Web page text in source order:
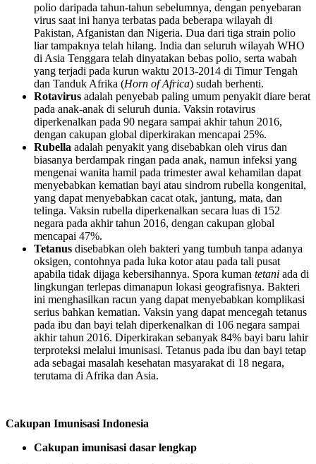
polio daripada tahun-tahun sebelumnya, dengan penyebaran
virus saat ini hanya terbatas pada beberapa wilayah di
Pakistan, Afganistan dan Nigeria. Dua dari tiga strain polio
liar tampaknya telah hilang. India dan seluruh wilayah WHO
di Asia Tenggara telah dinyatakan bebas polio, serta wabah
yang terjadi pada kurun waktu 2013-2014 di Timur Tengah
dan Tanduk Afrika (Horn of Africa) sudah berhenti.
Rotavirus adalah penyebab paling umum penyakit diare berat
pada anak-anak di seluruh dunia. Vaksin rotavirus
diperkenalkan pada 90 negara sampai akhir tahun 2016,
dengan cakupan global diperkirakan mencapai 25%.
Rubella adalah penyakit yang disebabkan oleh virus dan
biasanya berdampak ringan pada anak, namun infeksi yang
mengenai wanita hamil pada trimester awal kehamilan dapat
menyebabkan kematian bayi atau sindrom rubella kongenital,
yang dapat menyebabkan cacat otak, jantung, mata, dan
telinga. Vaksin rubella diperkenalkan secara luas di 152
negara pada akhir tahun 2016, dengan cakupan global
mencapai 47%.
Tetanus disebabkan oleh bakteri yang tumbuh tanpa adanya
oksigen, contohnya pada luka kotor atau pada tali pusat
apabila tidak dijaga kebersihannya. Spora kuman tetani ada di
lingkungan terlepas dimanapun lokasi geografisnya. Bakteri
ini menghasilkan racun yang dapat menyebabkan komplikasi
serius bahkan kematian. Vaksin yang dapat mencegah tetanus
pada ibu dan bayi telah diperkenalkan di 106 negara sampai
akhir tahun 2016. Diperkirakan sebanyak 84% bayi baru lahir
terproteksi melalui imunisasi. Tetanus pada ibu dan bayi tetap
ada sebagai masalah kesehatan masyarakat di 18 negara,
terutama di Afrika dan Asia.
Cakupan Imunisasi Indonesia
Cakupan imunisasi dasar lengkap